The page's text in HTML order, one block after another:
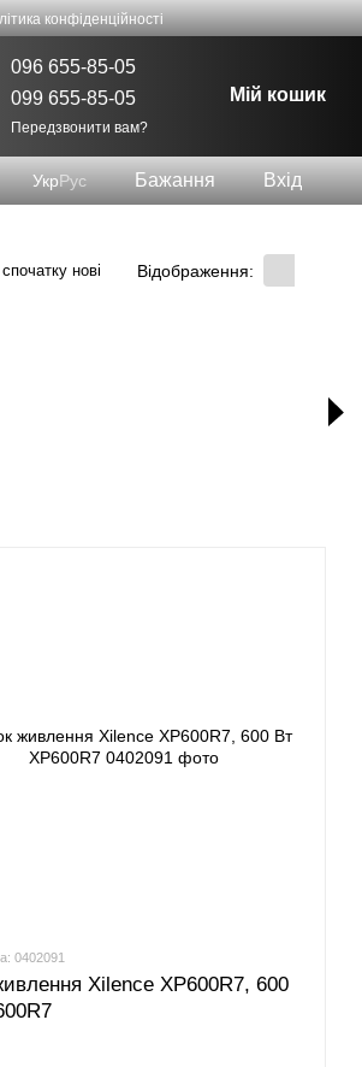
конфіденційності
096 655-85-05
099 655-85-05
Передзвонити вам?
Мій кошик
УкрРус Бажання Вхід
спочатку нові Відображення:
0402091
Xilence XP600R7, 600